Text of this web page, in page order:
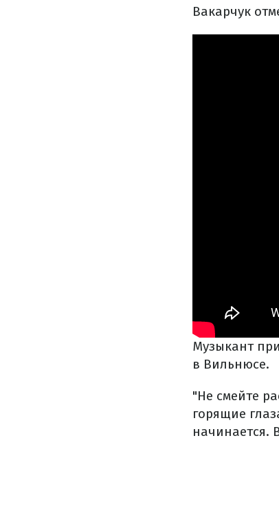
Вакарчук
Музыкант
в Вильнюсе.
"Не смейте
горящие
начинается.